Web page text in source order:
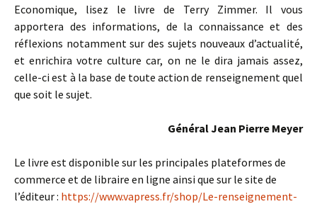
Economique, lisez le livre de Terry Zimmer. Il vous
apportera des informations, de la connaissance et des
réflexions notamment sur des sujets nouveaux d’actualité,
et enrichira votre culture car, on ne le dira jamais assez,
celle-ci est à la base de toute action de renseignement quel
que soit le sujet.
Général Jean Pierre Meyer
Le livre est disponible sur les principales plateformes de
commerce et de libraire en ligne ainsi que sur le site de
l’éditeur : https://www.vapress.fr/shop/Le-renseignement-